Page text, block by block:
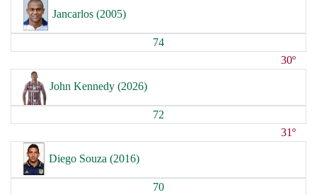
Jancarlos (2005)
74
30º
John Kennedy (2026)
72
31º
Diego Souza (2016)
70